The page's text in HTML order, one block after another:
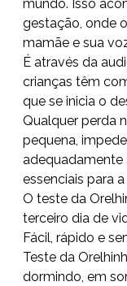
mundo. Isso
gestação, onde
mamãe e sua
É através da
crianças têm
que se inicia o
Qualquer perda
pequena,
adequadamente
essenciais para
O teste da
terceiro dia de
Fácil, rápido e
Teste da
dormindo, em